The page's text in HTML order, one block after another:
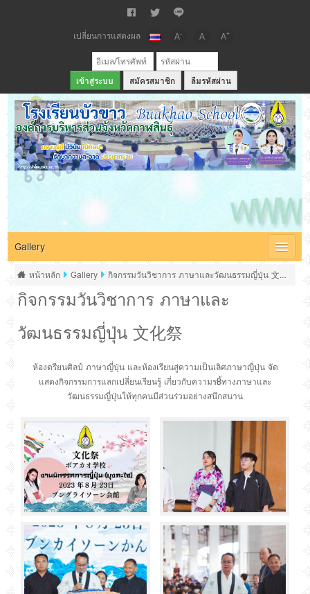
เปลี่ยนการแสดงผล A- A A+
สมัครสมาชิก ลืมรหัสผ่าน
เว็บไซต์โรงเรียนบัวขาว สังกัดองค์การบริหารส่วนจังหวัดกาฬสินธุ์
Gallery
กิจกรรมวันวิชาการ ภาษาและ
วัฒนธรรมญี่ปุ่น 文化祭
หน้าหลัก Gallery กิจกรรมวันวิชาการ ภาษาและวัฒนธรรมญี่ปุ่น 文化祭
ห้องดรียนศิลป์ ภาษาญี่ปุ่น และห้องเรียนสู่ความเป็นเลิศภาษาญี่ปุ่น จัด
แสดงกิจกรรมการแลกเปลี่ยนเรียนรู้ เกี่ยวกับความร฿้ทางภาษาและ
วัฒนธรรมญี่ปุ่นให้ทุกคนมีส่วนร่วมอย่างสนึกสนาน